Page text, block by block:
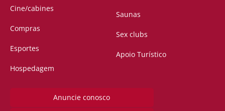
Cine/cabines
Compras
Esportes
Hospedagem
Saunas
Sex clubs
Apoio Turístico
Anuncie conosco